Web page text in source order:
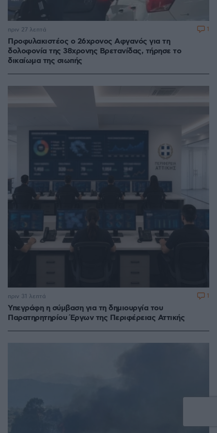
Προφυλακιστέος ο 26χρονος Αφγανός για τη
δολοφονία της 38χρονης Βρετανίδας, τήρησε το
δικαίωμα της σιωπής
πριν 27 λεπτά 1
Υπεγράφη η σύμβαση για τη δημιουργία του
Παρατηρητηρίου Έργων της Περιφέρειας Αττικής
πριν 31 λεπτά 1